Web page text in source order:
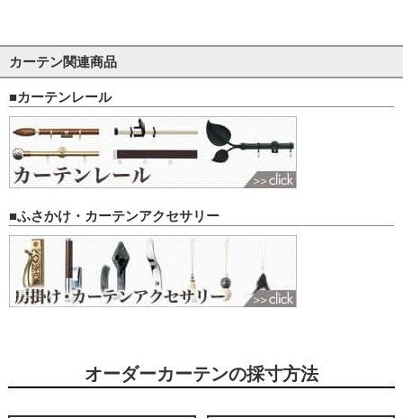
カーテン関連商品
■カーテンレール
■ふさかけ・カーテンアクセサリー
オーダーカーテンの採寸方法